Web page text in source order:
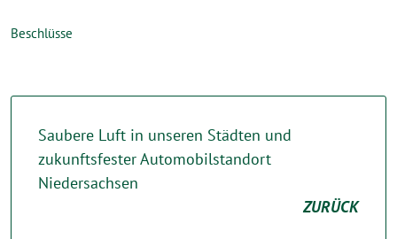
Beschlüsse
Saubere Luft in unseren Städten und
zukunftsfester Automobilstandort
Niedersachsen
ZURÜCK